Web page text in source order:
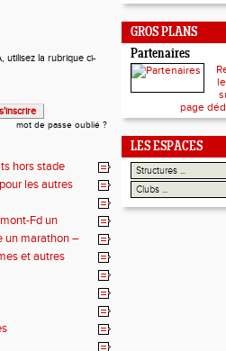
utilisez la rubrique ci-
mot de passe oublié ?
hors stade
les autres
Fd un
un marathon –
et autres
GROS PLANS
Partenaires
page
LES ESPACES